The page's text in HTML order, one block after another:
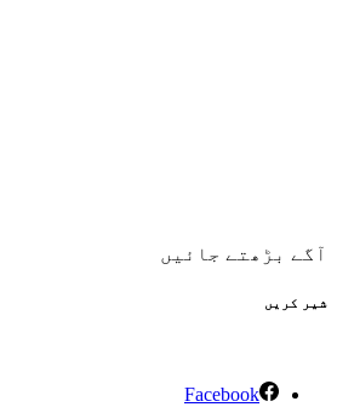
آگے بڑھتے جائیں
شیر کریں
Facebook